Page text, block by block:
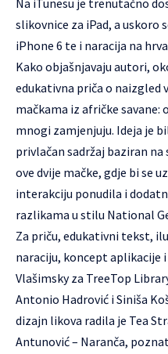
Na iTunesu je trenutačno
slikovnice za iPad, a uskoro
iPhone 6 te i naracija na
Kako objašnjavaju autori,
edukativna priča o
mačkama iz afričke savane:
mnogi zamjenjuju. Ideja je
privlačan sadržaj baziran
ove dvije mačke, gdje bi se
interakciju ponudila i
razlikama u stilu National
Za priču, edukativni tekst,
naraciju, koncept aplikacije
Vlašimsky za TreeTop
Antonio Hadrović i Siniša
dizajn likova radila je Tea
Antunović – Naranča,